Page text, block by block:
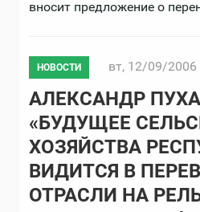
вносит предложение о
НОВОСТИ вт, 12/09/2006
АЛЕКСАНДР
«БУДУЩЕЕ
ХОЗЯЙСТВА
ВИДИТСЯ В
ОТРАСЛИ НА